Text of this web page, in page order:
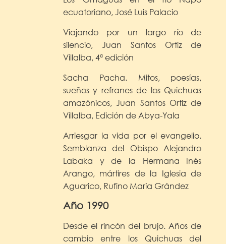
ecuatoriano, José Luis Palacio
Viajando por un largo río de
silencio, Juan Santos Ortiz de
Villalba, 4ª edición
Sacha Pacha. Mitos, poesías,
sueños y refranes de los Quichuas
amazónicos, Juan Santos Ortiz de
Villalba, Edición de Abya-Yala
Arriesgar la vida por el evangelio.
Semblanza del Obispo Alejandro
Labaka y de la Hermana Inés
Arango, mártires de la Iglesia de
Aguarico, Rufino María Grández
Año 1990
Desde el rincón del brujo. Años de
cambio entre los Quichuas del